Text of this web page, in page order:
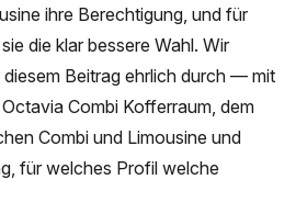
ihre Berechtigung, und für
die klar bessere Wahl. Wir
diesem Beitrag ehrlich durch — mit
Combi Kofferraum, dem
Combi und Limousine und
für welches Profil welche